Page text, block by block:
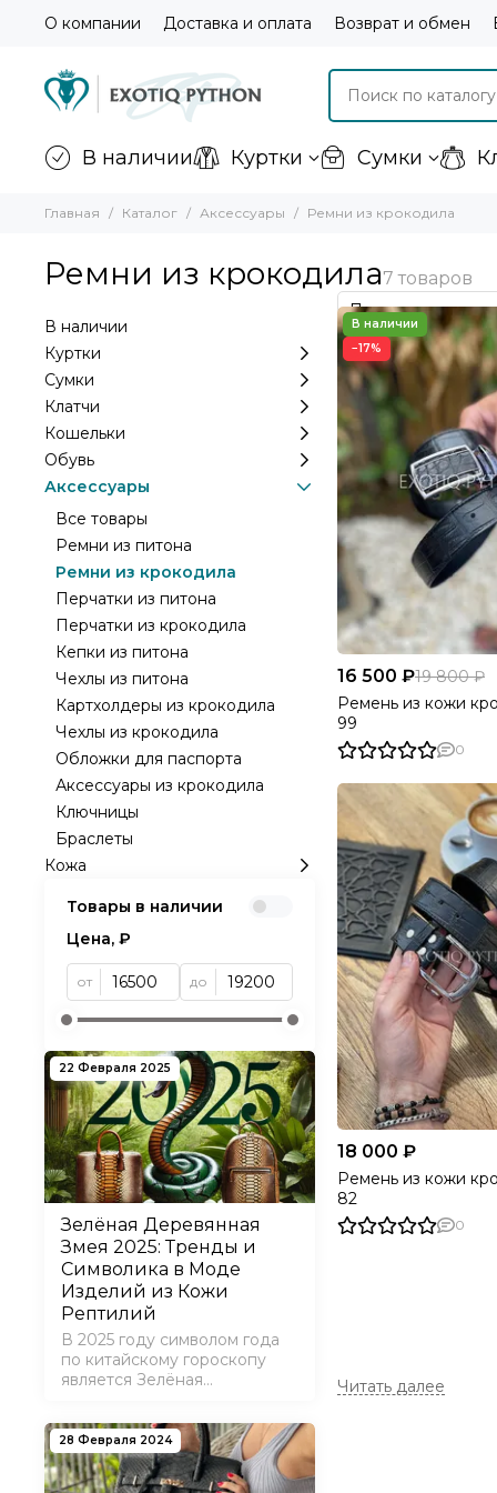
О компании Доставка и оплата Возврат и обмен
В наличии Куртки Сумки
Главная Каталог Аксессуары Ремни из крокодила
Ремни из крокодила
−17%
16 500 ₽19 800 ₽
Ремень из кожи
99
0
18 000 ₽
Ремень из кожи
82
0
Добро пожаловать
В наличии
Куртки
Сумки
Клатчи
Кошельки
Обувь
Аксессуары
Все товары
Ремни из питона
Ремни из крокодила
Перчатки из питона
Перчатки из крокодила
Кепки из питона
Чехлы из питона
Картхолдеры из крокодила
Чехлы из крокодила
Обложки для паспорта
Аксессуары из крокодила
Ключницы
Браслеты
Кожа
Товары в наличии
Цена, ₽
от до
22 Февраля 2025
Зелёная Деревянная
Змея 2025: Тренды и
Символика в Моде
Изделий из Кожи
Рептилий
В 2025 году символом года
по китайскому гороскопу
является Зелёная
принесёт с собой новые
тренды и символические
значения, влияющие на моду,
стиль и выбор аксессуаров.
28 Февраля 2024